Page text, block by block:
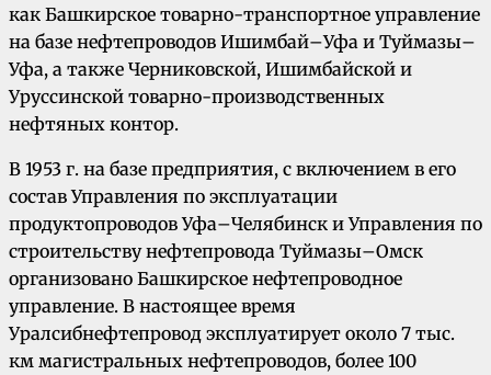
как Башкирское товарно-транспортное управление
на базе нефтепроводов Ишимбай–Уфа и Туймазы–
Уфа, а также Черниковской, Ишимбайской и
Уруссинской товарно-производственных
нефтяных контор.
В 1953 г. на базе предприятия, с включением в его
состав Управления по эксплуатации
продуктопроводов Уфа–Челябинск и Управления по
строительству нефтепровода Туймазы–Омск
организовано Башкирское нефтепроводное
управление. В настоящее время
Уралсибнефтепровод эксплуатирует около 7 тыс.
км магистральных нефтепроводов, более 100